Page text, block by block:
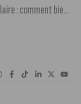
Crème solaire : comment bien la choisir